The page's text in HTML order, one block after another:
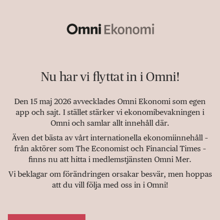
Nu har vi flyttat in i Omni!
Den 15 maj 2026 avvecklades Omni Ekonomi som egen
app och sajt. I stället stärker vi ekonomibevakningen i
Omni och samlar allt innehåll där.
Även det bästa av vårt internationella ekonomiinnehåll –
från aktörer som The Economist och Financial Times –
finns nu att hitta i medlemstjänsten Omni Mer.
Vi beklagar om förändringen orsakar besvär, men hoppas
att du vill följa med oss in i Omni!